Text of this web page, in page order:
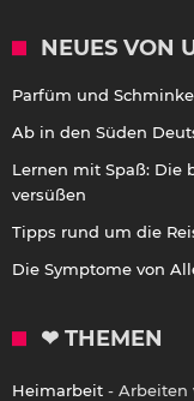
NEUES VON
Parfüm und
Ab in den Süden
Lernen mit Spaß: Die
versüßen
Tipps rund um die
Die Symptome von
❤ THEMEN
Heimarbeit - Arbeiten